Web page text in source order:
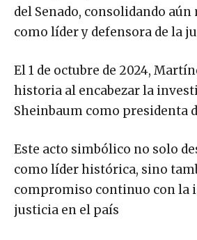
del Senado, consolidando aún
como líder y defensora de la
El 1 de octubre de 2024,
historia al encabezar la
Sheinbaum como presidenta
Este acto simbólico no solo
como líder histórica, sino
compromiso continuo con la
justicia en el país